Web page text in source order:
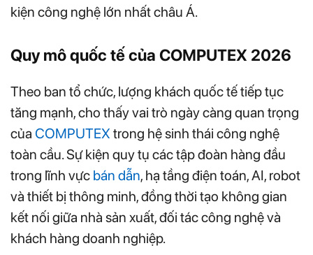
kiện công nghệ lớn nhất châu Á.
Quy mô quốc tế của COMPUTEX 2026
Theo ban tổ chức, lượng khách quốc tế tiếp tục
tăng mạnh, cho thấy vai trò ngày càng quan trọng
của COMPUTEX trong hệ sinh thái công nghệ
toàn cầu. Sự kiện quy tụ các tập đoàn hàng đầu
trong lĩnh vực bán dẫn, hạ tầng điện toán, AI, robot
và thiết bị thông minh, đồng thời tạo không gian
kết nối giữa nhà sản xuất, đối tác công nghệ và
khách hàng doanh nghiệp.